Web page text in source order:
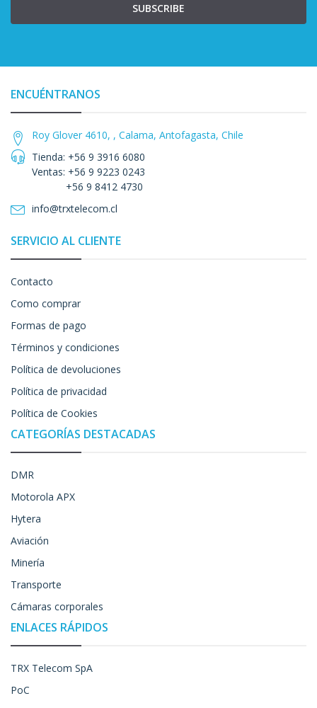
SUBSCRIBE
ENCUÉNTRANOS
Roy Glover 4610, , Calama, Antofagasta, Chile
Tienda: +56 9 3916 6080
Ventas: +56 9 9223 0243
+56 9 8412 4730
info@trxtelecom.cl
SERVICIO AL CLIENTE
Contacto
Como comprar
Formas de pago
Términos y condiciones
Política de devoluciones
Política de privacidad
Política de Cookies
CATEGORÍAS DESTACADAS
DMR
Motorola APX
Hytera
Aviación
Minería
Transporte
Cámaras corporales
ENLACES RÁPIDOS
TRX Telecom SpA
PoC